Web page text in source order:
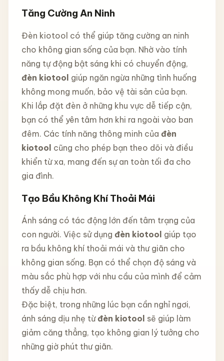
Tăng Cường An Ninh
Đèn kiotool có thể giúp tăng cường an ninh
cho không gian sống của bạn. Nhờ vào tính
năng tự động bật sáng khi có chuyển động,
đèn kiotool giúp ngăn ngừa những tình huống
không mong muốn, bảo vệ tài sản của bạn.
Khi lắp đặt đèn ở những khu vực dễ tiếp cận,
bạn có thể yên tâm hơn khi ra ngoài vào ban
đêm. Các tính năng thông minh của đèn
kiotool cũng cho phép bạn theo dõi và điều
khiển từ xa, mang đến sự an toàn tối đa cho
gia đình.
Tạo Bầu Không Khí Thoải Mái
Ánh sáng có tác động lớn đến tâm trạng của
con người. Việc sử dụng đèn kiotool giúp tạo
ra bầu không khí thoải mái và thư giãn cho
không gian sống. Bạn có thể chọn độ sáng và
màu sắc phù hợp với nhu cầu của mình để cảm
thấy dễ chịu hơn.
Đặc biệt, trong những lúc bạn cần nghỉ ngơi,
ánh sáng dịu nhẹ từ đèn kiotool sẽ giúp làm
giảm căng thẳng, tạo không gian lý tưởng cho
những giờ phút thư giãn.